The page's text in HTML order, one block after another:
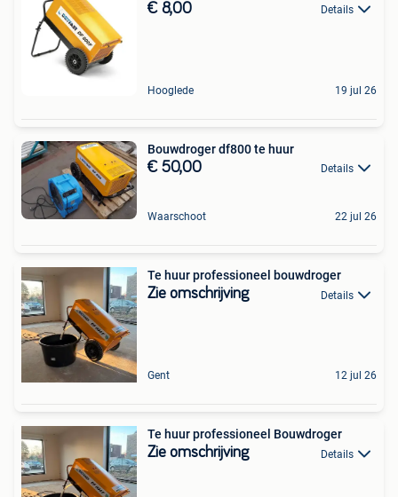
€ 8,00 Details
Hooglede 19 jul 26
Bouwdroger df800 te huur
€ 50,00 Details
Waarschoot 22 jul 26
Te huur professioneel bouwdroger
Zie omschrijving Details
Gent 12 jul 26
Te huur professioneel Bouwdroger
Zie omschrijving Details